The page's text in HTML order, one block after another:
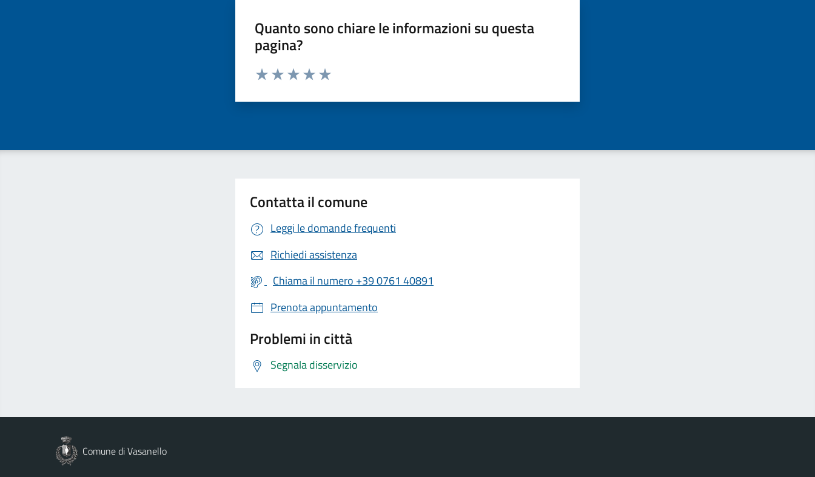
Quanto sono chiare le informazioni su questa
pagina?
Valuta da 1 a 5 stelle la pagina
Contatta il comune
Leggi le domande frequenti
Richiedi assistenza
Chiama il numero +39 0761 40891
Prenota appuntamento
Problemi in città
Segnala disservizio
Comune di Vasanello